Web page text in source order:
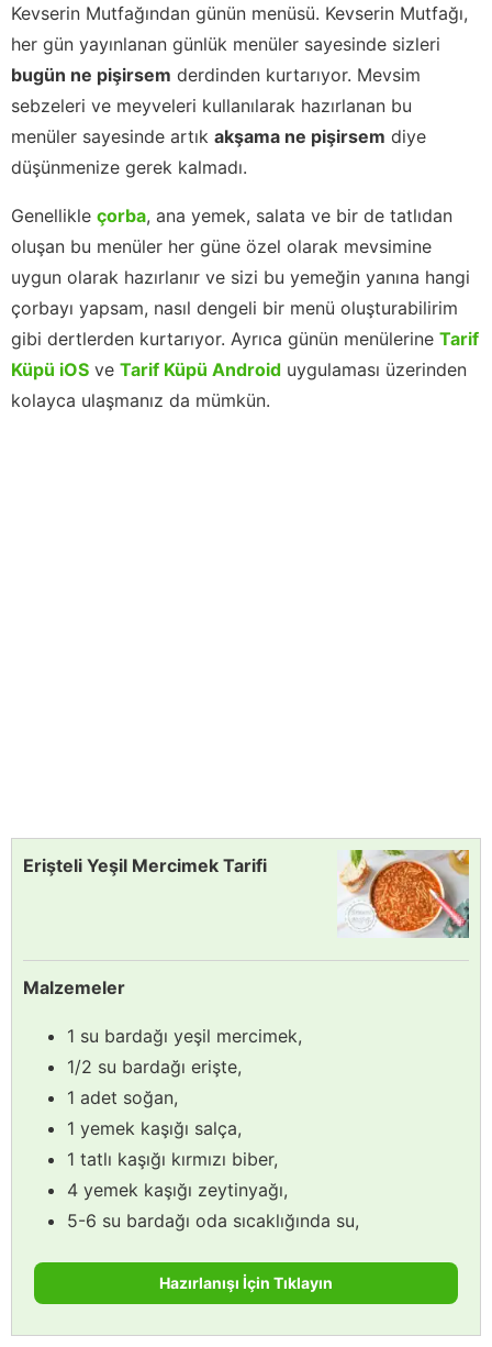
Kevserin Mutfağından günün menüsü. Kevserin Mutfağı,
her gün yayınlanan günlük menüler sayesinde sizleri
bugün ne pişirsem derdinden kurtarıyor. Mevsim
sebzeleri ve meyveleri kullanılarak hazırlanan bu
menüler sayesinde artık akşama ne pişirsem diye
düşünmenize gerek kalmadı.
Genellikle çorba, ana yemek, salata ve bir de tatlıdan
oluşan bu menüler her güne özel olarak mevsimine
uygun olarak hazırlanır ve sizi bu yemeğin yanına hangi
çorbayı yapsam, nasıl dengeli bir menü oluşturabilirim
gibi dertlerden kurtarıyor. Ayrıca günün menülerine Tarif
Küpü iOS ve Tarif Küpü Android uygulaması üzerinden
kolayca ulaşmanız da mümkün.
Erişteli Yeşil Mercimek Tarifi
Malzemeler
1 su bardağı yeşil mercimek,
1/2 su bardağı erişte,
1 adet soğan,
1 yemek kaşığı salça,
1 tatlı kaşığı kırmızı biber,
4 yemek kaşığı zeytinyağı,
5-6 su bardağı oda sıcaklığında su,
Hazırlanışı İçin Tıklayın